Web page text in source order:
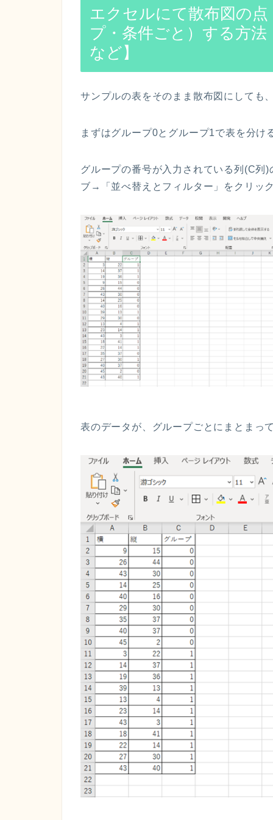
エクセルにて散布図の
プ・条件ごと）する方
など】
サンプルの表をそのまま散布図にしても
まずはグループ0とグループ1で表を分け
グループの番号が入力されている列(C列
ブ→「並べ替えとフィルター」をクリッ
表のデータが、グループごとにまとまっ